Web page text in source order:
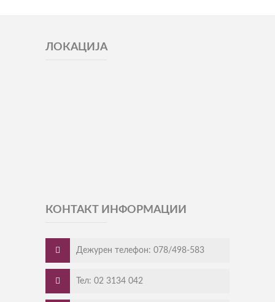
ЛОКАЦИЈА
КОНТАКТ ИНФОРМАЦИИ
Дежурен телефон: 078/498-583
Тел: 02 3134 042